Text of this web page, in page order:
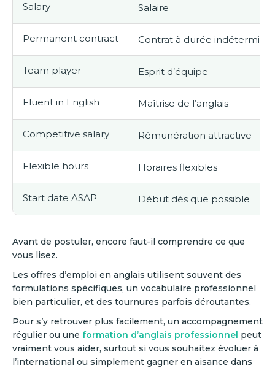
Salary Salaire
Permanent contract Contrat à durée
Team player Esprit d’équipe
Fluent in English Maîtrise de l’anglais
Competitive salary Rémunération attractive
Flexible hours Horaires flexibles
Start date ASAP Début dès que possible
Avant de postuler, encore faut-il comprendre ce que
vous lisez.
Les offres d’emploi en anglais utilisent souvent des
formulations spécifiques, un vocabulaire professionnel
bien particulier, et des tournures parfois déroutantes.
Pour s’y retrouver plus facilement, un accompagnement
régulier ou une formation d’anglais professionnel peut
vraiment vous aider, surtout si vous souhaitez évoluer à
l’international ou simplement gagner en aisance dans